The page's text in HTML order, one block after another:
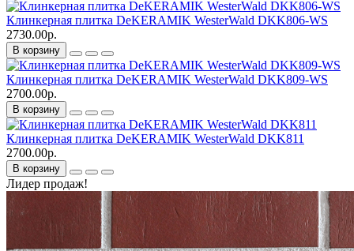
Клинкерная плитка DeKERAMIK WesterWald DKK806-WS
2730.00р.
В корзину
Клинкерная плитка DeKERAMIK WesterWald DKK809-WS
2700.00р.
В корзину
Клинкерная плитка DeKERAMIK WesterWald DKK811
2700.00р.
В корзину
Лидер продаж!